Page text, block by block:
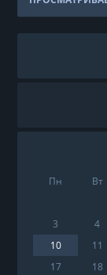
Пн Вт
3
4
10
11
17
18